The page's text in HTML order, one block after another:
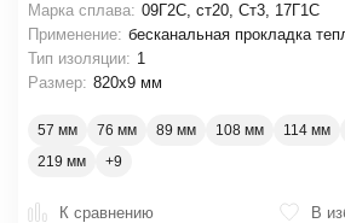
Марка сплава: 09Г2С, ст20, Ст3, 17Г1С
Применение: бесканальная прокладка
Тип изоляции: 1
Размер: 820х9 мм
57 мм 76 мм 89 мм 108 мм 114 мм
219 мм
К сравнению В